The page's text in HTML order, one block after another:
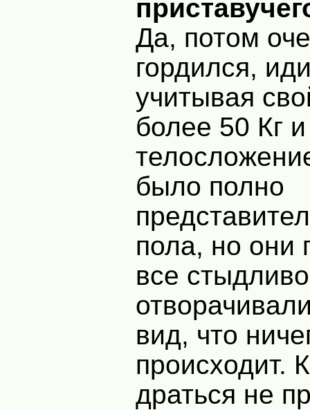
Да, потом
гордился,
учитывая
более 50 Кг
было полно
пола, но они
все стыдливо
вид, что
происходит.
драться не